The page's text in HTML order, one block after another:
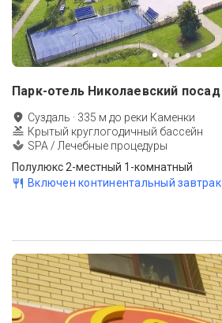
Парк-отель Николаевский посад
Суздаль · 335 м до реки Каменки
Крытый круглогодичный бассейн
SPA / Лечебные процедуры
Полулюкс 2-местный 1-комнатный
Включен континентальный завтрак